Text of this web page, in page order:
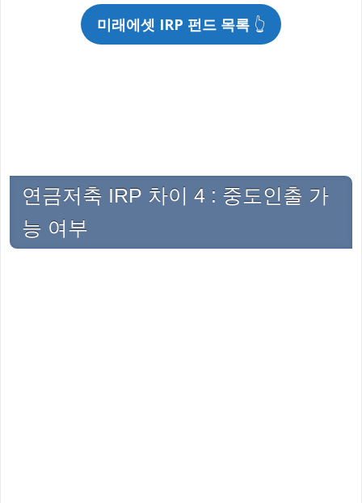
미래에셋 IRP 펀드 목록 👆
연금저축 IRP 차이 4 : 중도인출 가
능 여부